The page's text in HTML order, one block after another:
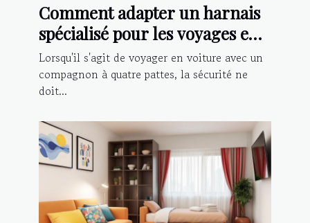
Comment adapter un harnais
spécialisé pour les voyages en
voiture avec votre chien
Lorsqu'il s'agit de voyager en voiture avec un
compagnon à quatre pattes, la sécurité ne
doit...